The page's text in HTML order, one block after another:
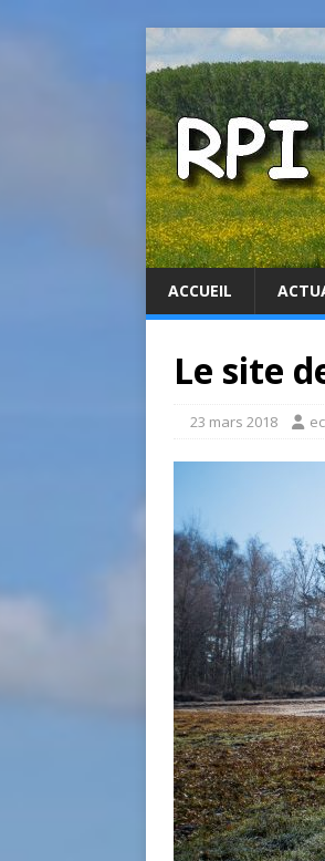
ACCUEIL
Le site
23 mars 2018